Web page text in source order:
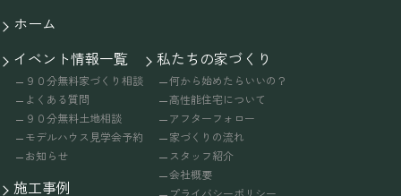
ホーム
イベント情報一覧
９０分無料家づくり相談
よくある質問
９０分無料土地相談
モデルハウス見学会予約
お知らせ
施工事例
私たちの家づくり
何から始めたらいいの？
高性能住宅について
アフターフォロー
家づくりの流れ
スタッフ紹介
会社概要